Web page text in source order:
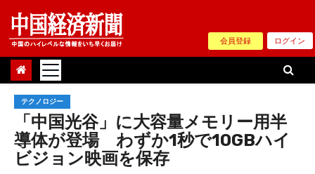
Skip
content
会員登録 ログイン
テクノロジー
「中国光谷」に大容量メモリー用半
導体が登場 わずか1秒で10GBハイ
ビジョン映画を保存